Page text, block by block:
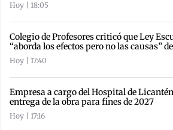
Hoy | 18:05
Colegio de Profesores criticó que Ley
“aborda los efectos pero no las causas”
Hoy | 17:40
Empresa a cargo del Hospital de
entrega de la obra para fines de 2027
Hoy | 17:16